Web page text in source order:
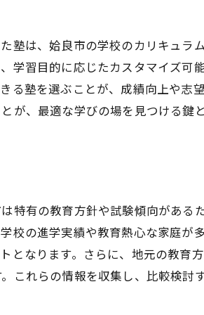
塾は、姶良市の学校のカリキュラ
学習目的に応じたカスタマイズ可
る塾を選ぶことが、成績向上や志
が、最適な学びの場を見つける鍵
特有の教育方針や試験傾向がある
校の進学実績や教育熱心な家庭が
となります。さらに、地元の教育
これらの情報を収集し、比較検討